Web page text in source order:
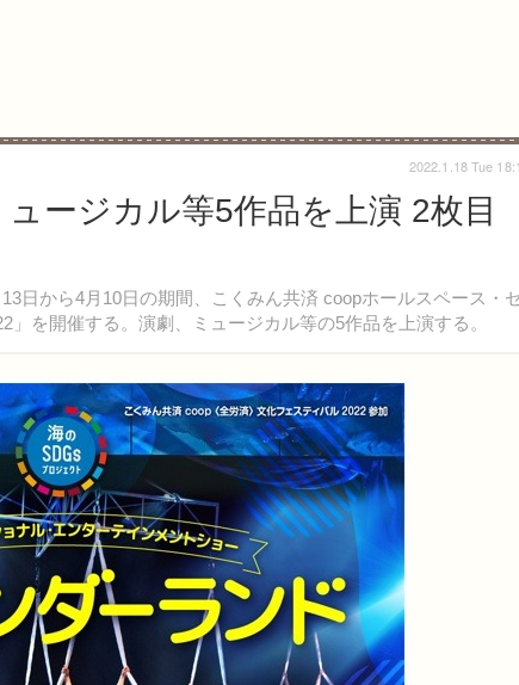
ュージカル等5作品を上演 2枚目
日から4月10日の期間、こくみん共済 coopホールスペース・
を開催する。演劇、ミュージカル等の5作品を上演する。
2022.1.18 Tue